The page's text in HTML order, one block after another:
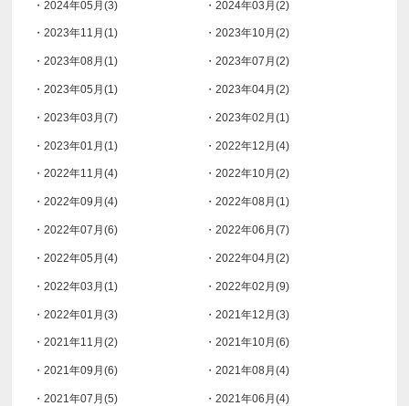
・2024年05月(3) ・2024年03月(2)
・2023年11月(1) ・2023年10月(2)
・2023年08月(1) ・2023年07月(2)
・2023年05月(1) ・2023年04月(2)
・2023年03月(7) ・2023年02月(1)
・2023年01月(1) ・2022年12月(4)
・2022年11月(4) ・2022年10月(2)
・2022年09月(4) ・2022年08月(1)
・2022年07月(6) ・2022年06月(7)
・2022年05月(4) ・2022年04月(2)
・2022年03月(1) ・2022年02月(9)
・2022年01月(3) ・2021年12月(3)
・2021年11月(2) ・2021年10月(6)
・2021年09月(6) ・2021年08月(4)
・2021年07月(5) ・2021年06月(4)